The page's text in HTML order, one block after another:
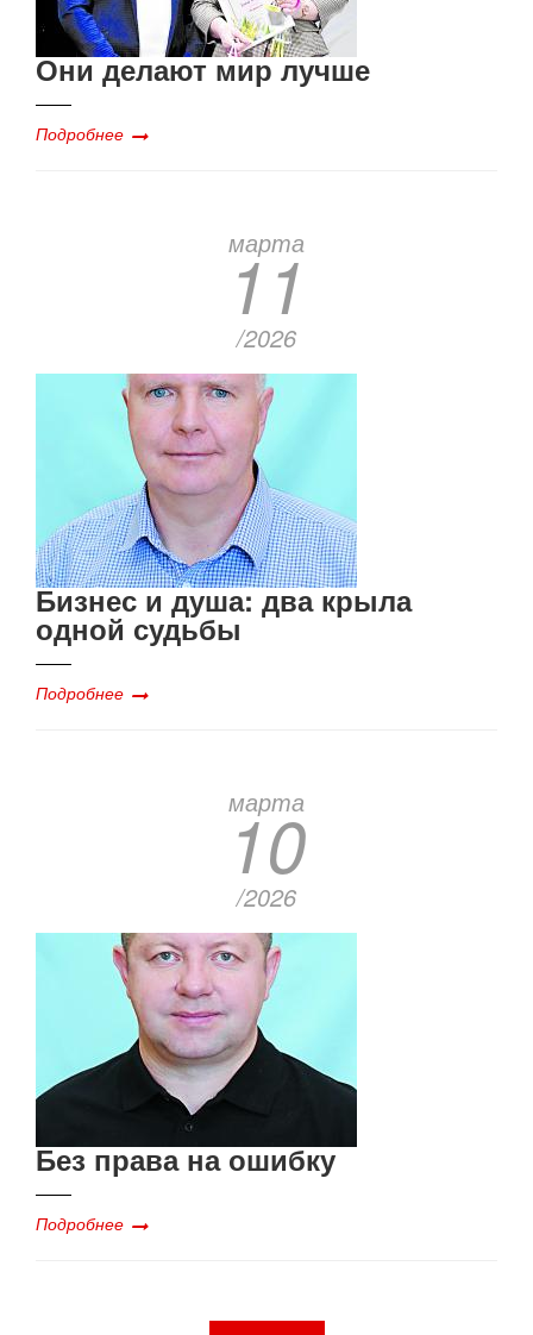
Они делают мир лучше
Подробнее
марта
11
/2026
Бизнес и душа: два крыла
одной судьбы
Подробнее
марта
10
/2026
Без права на ошибку
Подробнее